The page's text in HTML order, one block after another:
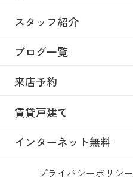
スタッフ紹介
ブログ一覧
来店予約
賃貸戸建て
インターネット無料
プライバシーポリシー